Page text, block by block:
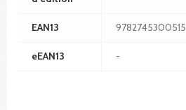
EAN13 9782745300515
eEAN13 -